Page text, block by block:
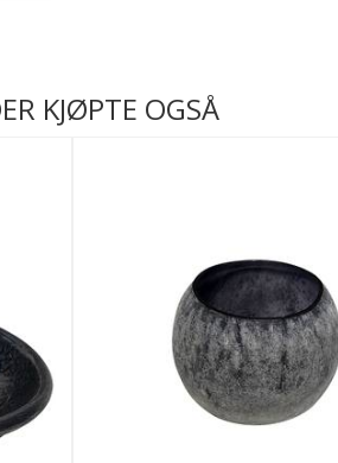
KJØPTE OGSÅ